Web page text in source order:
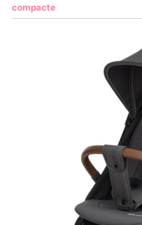
compacte